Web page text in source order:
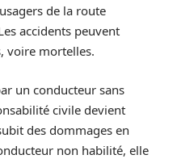
de la route
accidents peuvent
voire mortelles.
un conducteur sans
civile devient
des dommages en
non habilité, elle